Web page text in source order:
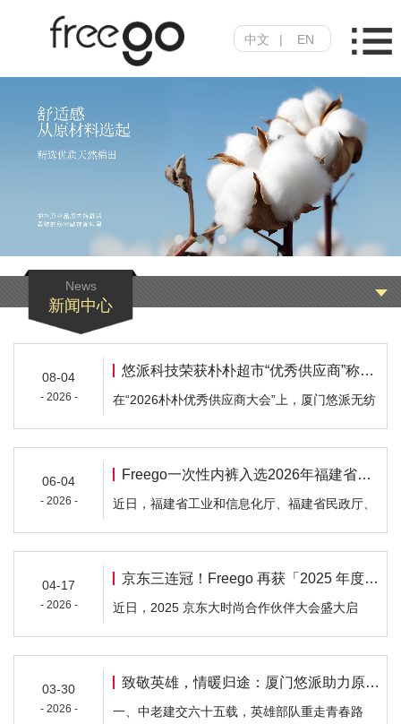
中文 | EN
News
新闻中心
08-04
- 2026 -
悠派科技荣获朴朴超市“优秀供应商”称号：深度研发与极致品质成就210次高频复购
在“2026朴朴优秀供应商大会”上，厦门悠派无纺
荣获朴朴超市“优秀供应商”殊荣。在朴朴后台消
费数据中，单个用户累计复购悠派一次性内裤高
达210次——这一数据的背后，展现了双方携手
伐。…
06-04
- 2026 -
Freego一次性内裤入选2026年福建省适老化新产品名单
近日，福建省工业和信息化厅、福建省民政厅、
家评审，最终确定32款产品为2026年福建省适老
化新产品。厦门悠派新生活科技有限公司旗下品
牌Freego推出的牛奶丝一次性内裤成功入围，成
理类产品…
04-17
- 2026 -
京东三连冠！Freego 再获「2025 年度口碑品牌」
近日，2025 京东大时尚合作伙伴大会盛大启
「2025 年度口碑品牌」重磅大奖，成为一次性
出行用品领域获此殊荣的标杆品牌。此项荣誉不
仅是京东平台对 Freego 品牌力、产品力的高度
03-30
- 2026 -
致敬英雄，情暖归途：厦门悠派助力原炮兵72师老兵战地重游
一、中老建交六十五载，英雄部队重走青春路